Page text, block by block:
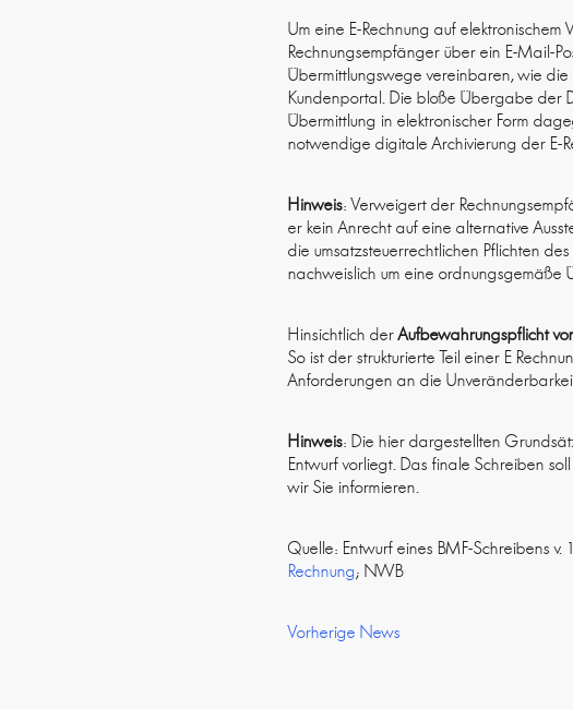
Um eine E-Rechnung auf
Rechnungsempfänger über ein E-Mail-
Übermittlungswege vereinbaren, wie
Kundenportal. Die bloße Übergabe der
Übermittlung in elektronischer Form
notwendige digitale Archivierung der E-
Hinweis: Verweigert der
er kein Anrecht auf eine alternative
die umsatzsteuerrechtlichen Pflichten
nachweislich um eine ordnungsgemäße
Hinsichtlich derAufbewahrungspflicht
So ist der strukturierte Teil einer E
Anforderungen an die
Hinweis: Die hier dargestellten
Entwurf vorliegt. Das finale Schreiben
wir Sie informieren.
Quelle: Entwurf eines BMF-Schreibens
Rechnung; NWB
Vorherige News